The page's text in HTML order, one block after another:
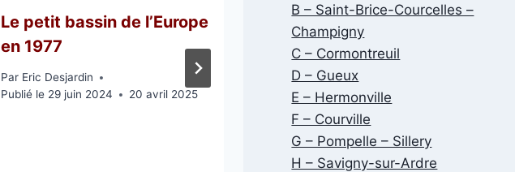
Le petit bassin de l’Europe
en 1977
Par Eric Desjardin
Publié le 29 juin 2024 20 avril 2025
Avenue de la Somme, Cité
du Chemin Vert
Véronique Valette
Publié le 9 avril 2024
B – Saint-Brice-Courcelles –
Champigny
C – Cormontreuil
D – Gueux
E – Hermonville
F – Courville
G – Pompelle – Sillery
H – Savigny-sur-Ardre